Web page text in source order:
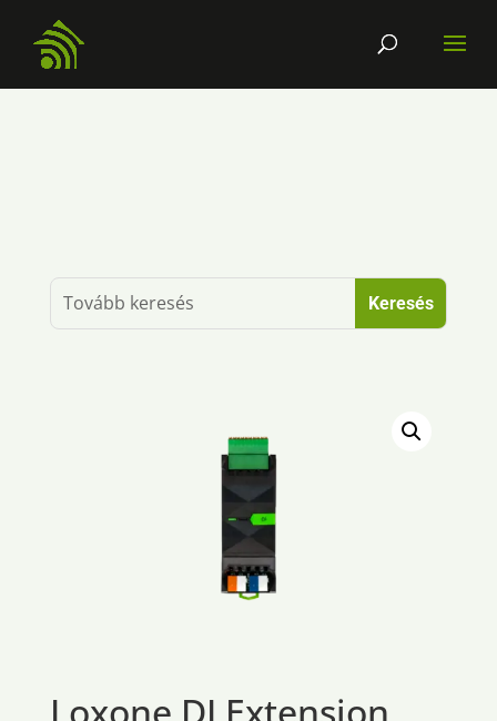
Loxone DI Extension